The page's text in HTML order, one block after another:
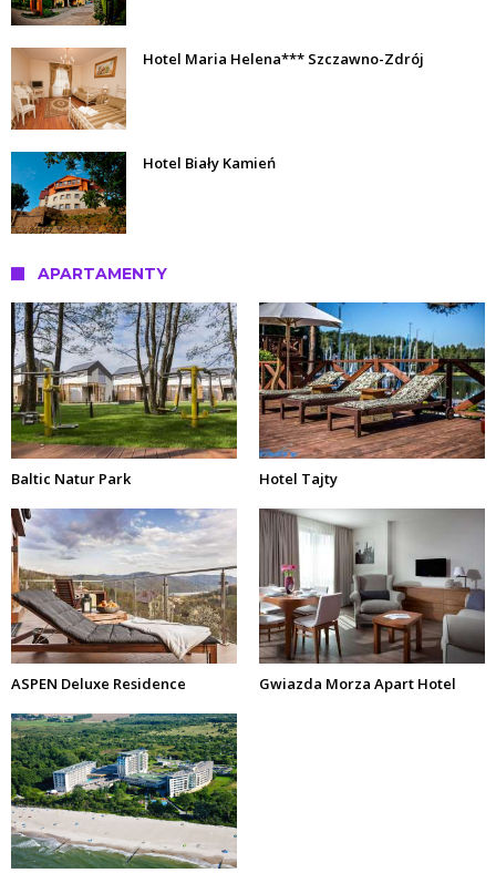
Hotel Maria Helena*** Szczawno-Zdrój
Hotel Biały Kamień
APARTAMENTY
Baltic Natur Park Hotel Tajty
ASPEN Deluxe Residence Gwiazda Morza Apart Hotel